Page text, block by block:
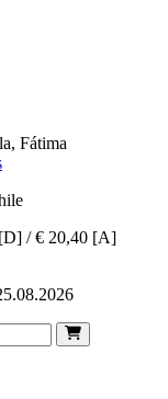
Fátima
/ € 20,40 [A]